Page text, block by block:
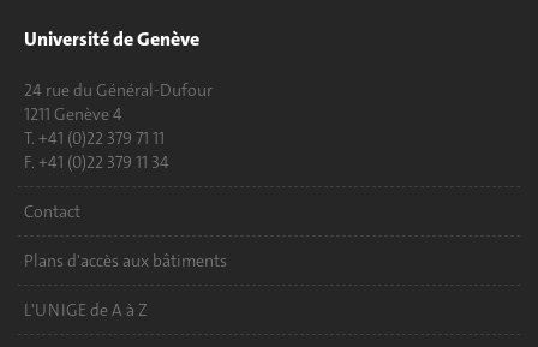
Université de Genève
24 rue du Général-Dufour
1211 Genève 4
T. +41 (0)22 379 71 11
F. +41 (0)22 379 11 34
Contact
Plans d'accès aux bâtiments
L'UNIGE de A à Z